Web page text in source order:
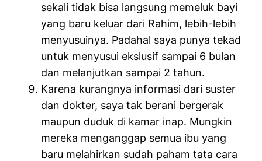
sekali tidak bisa langsung memeluk bayi
yang baru keluar dari Rahim, lebih-lebih
menyusuinya. Padahal saya punya tekad
untuk menyusui ekslusif sampai 6 bulan
dan melanjutkan sampai 2 tahun.
Karena kurangnya informasi dari suster
dan dokter, saya tak berani bergerak
maupun duduk di kamar inap. Mungkin
mereka menganggap semua ibu yang
baru melahirkan sudah paham tata cara